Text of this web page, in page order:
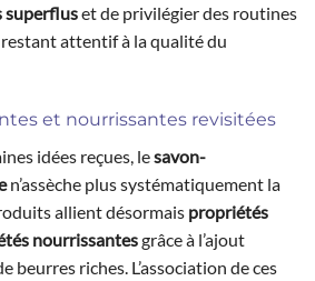
superfluset de privilégier des routines
attentif à la qualité du
et nourrissantes revisitées
idées reçues, lesavon-
n’assèche plus systématiquement la
allient désormais propriétés
nourrissantesgrâce à l’ajout
beurres riches. L’association de ces